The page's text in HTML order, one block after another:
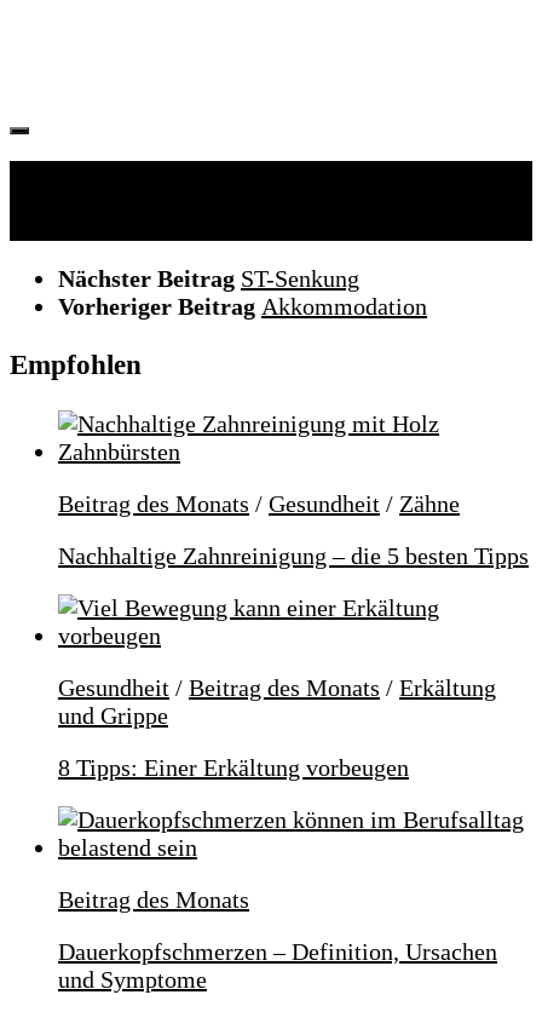
Nächster Beitrag ST-Senkung
Vorheriger Beitrag Akkommodation
Empfohlen
Beitrag des Monats / Gesundheit / Zähne
Nachhaltige Zahnreinigung – die 5 besten Tipps
Gesundheit / Beitrag des Monats / Erkältung
und Grippe
8 Tipps: Einer Erkältung vorbeugen
Beitrag des Monats
Dauerkopfschmerzen – Definition, Ursachen
und Symptome